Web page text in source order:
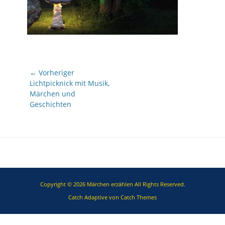
Beitragsnavigation
← Vorheriger
Vorheriger
Beitrag:
Lichtpicknick mit Musik,
Märchen und
Geschichten
Copyright © 2026 Märchen erzählen All Rights Reserved.
Catch Adaptive von Catch Themes